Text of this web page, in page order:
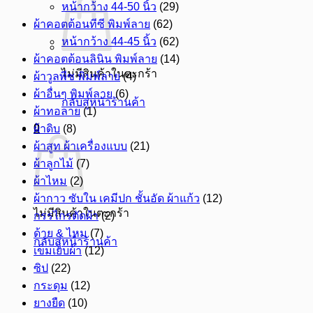
ไม่มีสินค้าในตะกร้า
กลับสู่หน้าร้านค้า
0
ไม่มีสินค้าในตะกร้า
กลับสู่หน้าร้านค้า
หน้ากว้าง 44-50 นิ้ว (29)
ผ้าคอตต้อนทีซี พิมพ์ลาย (62)
หน้ากว้าง 44-45 นิ้ว (62)
ผ้าคอตต้อนลินิน พิมพ์ลาย (14)
ผ้าวูลพีซ พิมพ์ลาย (4)
ผ้าอื่นๆ พิมพ์ลาย (6)
ผ้าทอลาย (1)
ผ้าดิบ (8)
ผ้าสูท ผ้าเครื่องแบบ (21)
ผ้าลูกไม้ (7)
ผ้าไหม (2)
ผ้ากาว ซับใน เคมีปก ชั้นอัด ผ้าแก้ว (12)
กรรไกรตัดผ้า (2)
ด้าย & ไหม (7)
เข็มเย็บผ้า (12)
ซิป (22)
กระดุม (12)
ยางยืด (10)